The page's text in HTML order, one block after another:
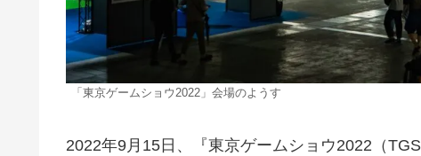
「東京ゲームショウ2022」会場のようす
2022年9月15日、『東京ゲームショウ2022（